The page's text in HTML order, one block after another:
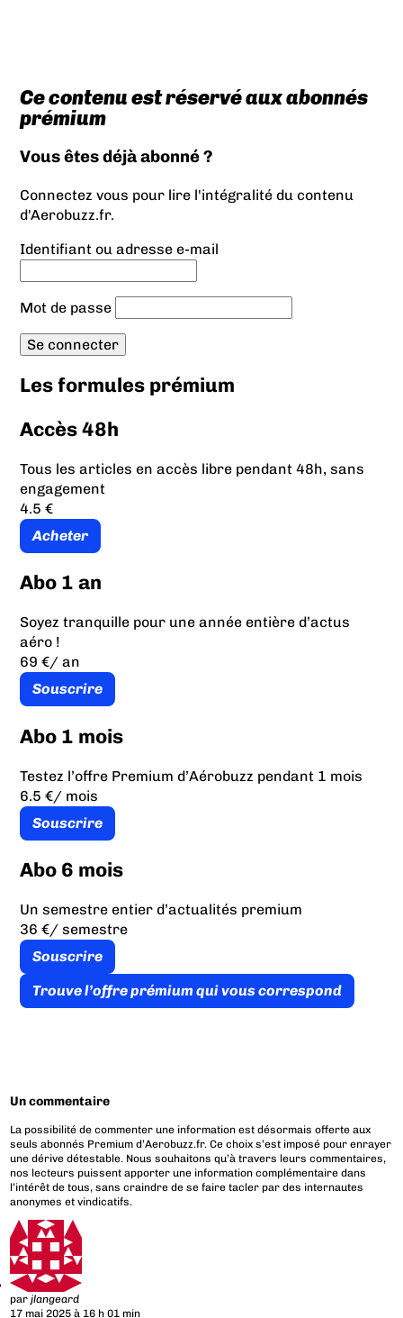
Ce contenu est réservé aux abonnés
prémium
Vous êtes déjà abonné ?
Connectez vous pour lire l'intégralité du contenu
d'Aerobuzz.fr.
Identifiant ou adresse e-mail
Mot de passe
Les formules prémium
Accès 48h
Tous les articles en accès libre pendant 48h, sans
engagement
4.5 €
Acheter
Abo 1 an
Soyez tranquille pour une année entière d’actus
aéro !
69 €/ an
Souscrire
Abo 1 mois
Testez l’offre Premium d’Aérobuzz pendant 1 mois
6.5 €/ mois
Souscrire
Abo 6 mois
Un semestre entier d’actualités premium
36 €/ semestre
Souscrire
Trouve l’offre prémium qui vous correspond
Un commentaire
La possibilité de commenter une information est désormais offerte aux
seuls abonnés Premium d’Aerobuzz.fr. Ce choix s’est imposé pour enrayer
une dérive détestable. Nous souhaitons qu’à travers leurs commentaires,
nos lecteurs puissent apporter une information complémentaire dans
l’intérêt de tous, sans craindre de se faire tacler par des internautes
anonymes et vindicatifs.
parjlangeard
17 mai 2025 à 16 h 01 min